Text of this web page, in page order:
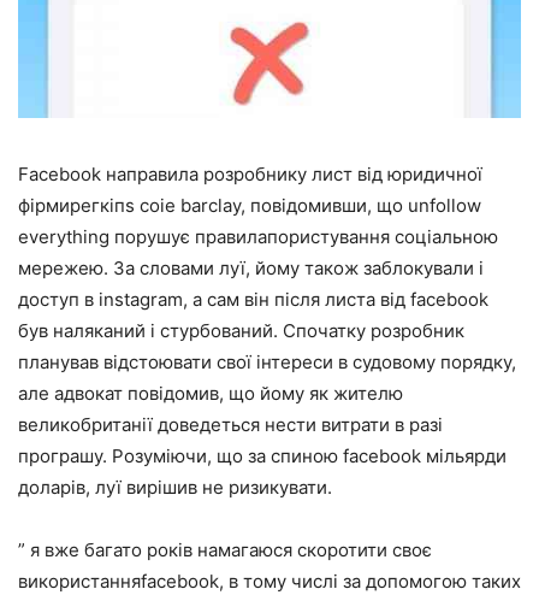
Facebook направила розробнику лист від юридичної
фірмирегкіпѕ coie barclay, повідомивши, що unfollow
everything порушує правилапористування соціальною
мережею. За словами луї, йому також заблокували і
доступ в instagram, а сам він після листа від facebook
був наляканий і стурбований. Спочатку розробник
планував відстоювати свої інтереси в судовому порядку,
але адвокат повідомив, що йому як жителю
великобританії доведеться нести витрати в разі
програшу. Розуміючи, що за спиною facebook мільярди
доларів, луї вирішив не ризикувати.
” я вже багато років намагаюся скоротити своє
використанняfacebook, в тому числі за допомогою таких